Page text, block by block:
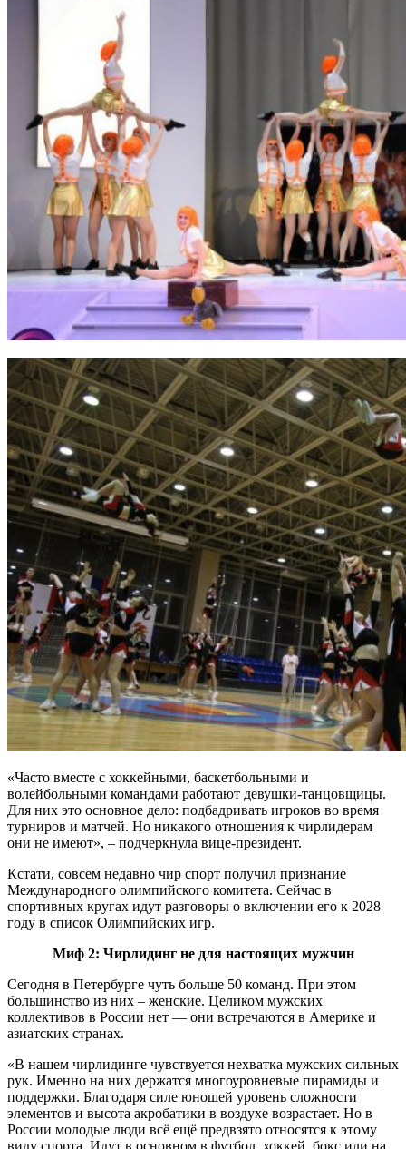
«Часто вместе с хоккейными, баскетбольными и
волейбольными командами работают девушки-танцовщицы.
Для них это основное дело: подбадривать игроков во время
турниров и матчей. Но никакого отношения к чирлидерам
они не имеют», – подчеркнула вице-президент.
Кстати, совсем недавно чир спорт получил признание
Международного олимпийского комитета. Сейчас в
спортивных кругах идут разговоры о включении его к 2028
году в список Олимпийских игр.
Миф 2: Чирлидинг не для настоящих мужчин
Сегодня в Петербурге чуть больше 50 команд. При этом
большинство из них – женские. Целиком мужских
коллективов в России нет — они встречаются в Америке и
азиатских странах.
«В нашем чирлидинге чувствуется нехватка мужских сильных
рук. Именно на них держатся многоуровневые пирамиды и
поддержки. Благодаря силе юношей уровень сложности
элементов и высота акробатики в воздухе возрастает. Но в
России молодые люди всё ещё предвзято относятся к этому
виду спорта. Идут в основном в футбол, хоккей, бокс или на